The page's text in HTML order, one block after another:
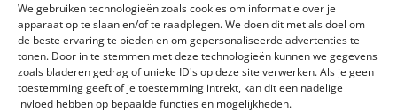
We gebruiken technologieën zoals cookies om informatie over je
apparaat op te slaan en/of te raadplegen. We doen dit met als doel om
de beste ervaring te bieden en om gepersonaliseerde advertenties te
tonen. Door in te stemmen met deze technologieën kunnen we gegevens
zoals bladeren gedrag of unieke ID's op deze site verwerken. Als je geen
toestemming geeft of je toestemming intrekt, kan dit een nadelige
invloed hebben op bepaalde functies en mogelijkheden.
9482 WR Tynaarlo
Nederland
T+31 (0) 592 580000
Einfo@ledgoeroe.nl